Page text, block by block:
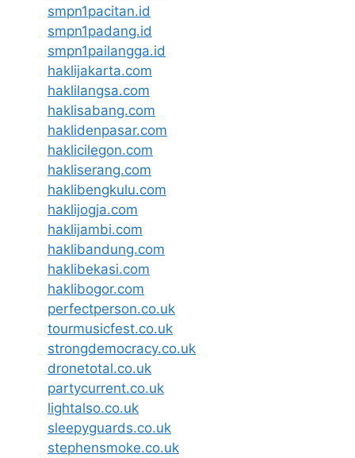
smpn1pacitan.id
smpn1padang.id
smpn1pailangga.id
haklijakarta.com
haklilangsa.com
haklisabang.com
haklidenpasar.com
haklicilegon.com
hakliserang.com
haklibengkulu.com
haklijogja.com
haklijambi.com
haklibandung.com
haklibekasi.com
haklibogor.com
perfectperson.co.uk
tourmusicfest.co.uk
strongdemocracy.co.uk
dronetotal.co.uk
partycurrent.co.uk
lightalso.co.uk
sleepyguards.co.uk
stephensmoke.co.uk